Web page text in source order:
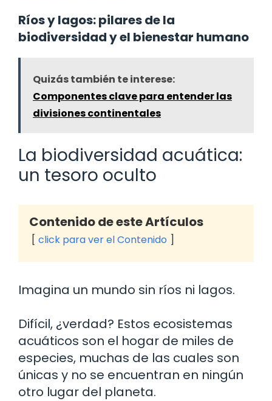
Ríos y lagos: pilares de la
biodiversidad y el bienestar humano
Quizás también te interese:
Componentes clave para entender las
divisiones continentales
La biodiversidad acuática:
un tesoro oculto
Contenido de este Artículos
click para ver el Contenido
Imagina un mundo sin ríos ni lagos.
Difícil, ¿verdad? Estos ecosistemas
acuáticos son el hogar de miles de
especies, muchas de las cuales son
únicas y no se encuentran en ningún
otro lugar del planeta.